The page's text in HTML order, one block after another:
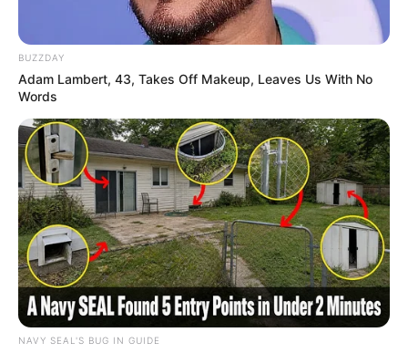
As forminhas personalizadas têm o poder de dar
cara novo aos doces tradicionais, como é o caso
do brigadeiro, o queridinho de todas as festas.
BUZZDAY
Adam Lambert, 43, Takes Off Makeup, Leaves Us With No
Words
NAVY SEAL'S BUG IN GUIDE